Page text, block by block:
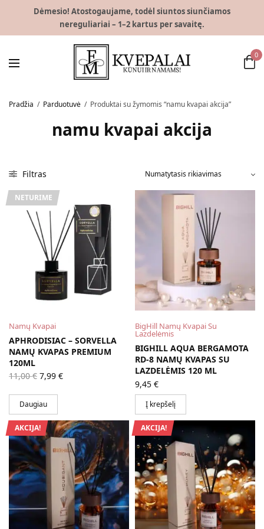
Dėmesio! Atostogaujame, todėl siuntos siunčiamos
nereguliariai – 1–2 kartus per savaitę.
0
Pradžia / Parduotuvė / Produktai su žymomis “namu kvapai akcija”
namu kvapai akcija
Filtras
NETURIME
Namų Kvapai
APHRODISIAC – SORVELLA
NAMŲ KVAPAS PREMIUM
120ML
11,00€ Original
price
was:
11,00 €.
7,99 €Current
Daugiau
BigHill Namų Kvapai Su
Lazdelėmis
BIGHILL AQUA BERGAMOTA
RD-8 NAMŲ KVAPAS SU
LAZDELĖMIS 120 ML
9,45 €
Į krepšelį
AKCIJA! AKCIJA!